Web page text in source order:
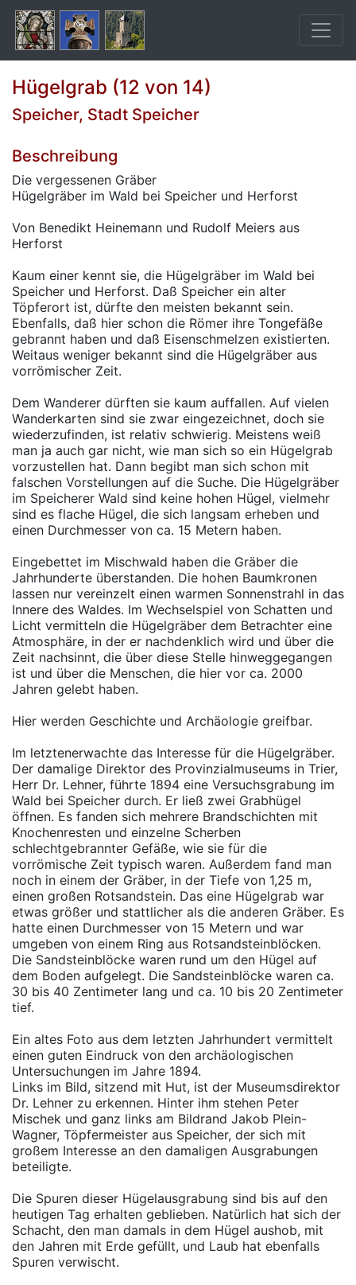
Hügelgrab (12 von 14)
Speicher, Stadt Speicher
Beschreibung
Die vergessenen Gräber
Hügelgräber im Wald bei Speicher und Herforst
Von Benedikt Heinemann und Rudolf Meiers aus
Herforst
Kaum einer kennt sie, die Hügelgräber im Wald bei
Speicher und Herforst. Daß Speicher ein alter
Töpferort ist, dürfte den meisten bekannt sein.
Ebenfalls, daß hier schon die Römer ihre Tongefäße
gebrannt haben und daß Eisenschmelzen existierten.
Weitaus weniger bekannt sind die Hügelgräber aus
vorrömischer Zeit.
Dem Wanderer dürften sie kaum auffallen. Auf vielen
Wanderkarten sind sie zwar eingezeichnet, doch sie
wiederzufinden, ist relativ schwierig. Meistens weiß
man ja auch gar nicht, wie man sich so ein Hügelgrab
vorzustellen hat. Dann begibt man sich schon mit
falschen Vorstellungen auf die Suche. Die Hügelgräber
im Speicherer Wald sind keine hohen Hügel, vielmehr
sind es flache Hügel, die sich langsam erheben und
einen Durchmesser von ca. 15 Metern haben.
Eingebettet im Mischwald haben die Gräber die
Jahrhunderte überstanden. Die hohen Baumkronen
lassen nur vereinzelt einen warmen Sonnenstrahl in das
Innere des Waldes. Im Wechselspiel von Schatten und
Licht vermitteln die Hügelgräber dem Betrachter eine
Atmosphäre, in der er nachdenklich wird und über die
Zeit nachsinnt, die über diese Stelle hinweggegangen
ist und über die Menschen, die hier vor ca. 2000
Jahren gelebt haben.
Hier werden Geschichte und Archäologie greifbar.
Im letztenerwachte das Interesse für die Hügelgräber.
Der damalige Direktor des Provinzialmuseums in Trier,
Herr Dr. Lehner, führte 1894 eine Versuchsgrabung im
Wald bei Speicher durch. Er ließ zwei Grabhügel
öffnen. Es fanden sich mehrere Brandschichten mit
Knochenresten und einzelne Scherben
schlechtgebrannter Gefäße, wie sie für die
vorrömische Zeit typisch waren. Außerdem fand man
noch in einem der Gräber, in der Tiefe von 1,25 m,
einen großen Rotsandstein. Das eine Hügelgrab war
etwas größer und stattlicher als die anderen Gräber. Es
hatte einen Durchmesser von 15 Metern und war
umgeben von einem Ring aus Rotsandsteinblöcken.
Die Sandsteinblöcke waren rund um den Hügel auf
dem Boden aufgelegt. Die Sandsteinblöcke waren ca.
30 bis 40 Zentimeter lang und ca. 10 bis 20 Zentimeter
tief.
Ein altes Foto aus dem letzten Jahrhundert vermittelt
einen guten Eindruck von den archäologischen
Untersuchungen im Jahre 1894.
Links im Bild, sitzend mit Hut, ist der Museumsdirektor
Dr. Lehner zu erkennen. Hinter ihm stehen Peter
Mischek und ganz links am Bildrand Jakob Plein-
Wagner, Töpfermeister aus Speicher, der sich mit
großem Interesse an den damaligen Ausgrabungen
beteiligte.
Die Spuren dieser Hügelausgrabung sind bis auf den
heutigen Tag erhalten geblieben. Natürlich hat sich der
Schacht, den man damals in dem Hügel aushob, mit
den Jahren mit Erde gefüllt, und Laub hat ebenfalls
Spuren verwischt.